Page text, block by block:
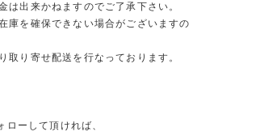
は出来かねますのでご了承下さい。
庫を確保できない場合がございますの
取り寄せ配送を行なっております。
ーして頂ければ、